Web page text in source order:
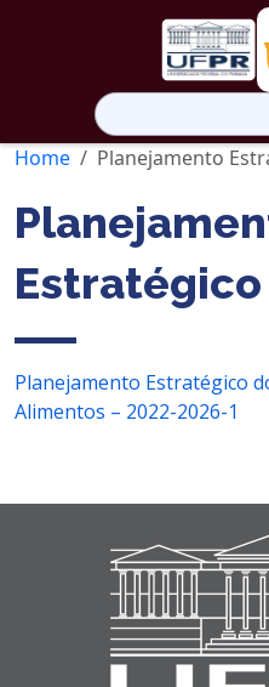
Pesquisar
por:
Home
Planejamento
Estratégico
Planejamento Estratégico
Alimentos – 2022-2026-1